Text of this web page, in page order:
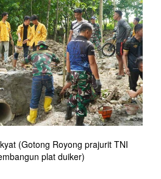
(Gotong Royong prajurit TNI
plat duiker)